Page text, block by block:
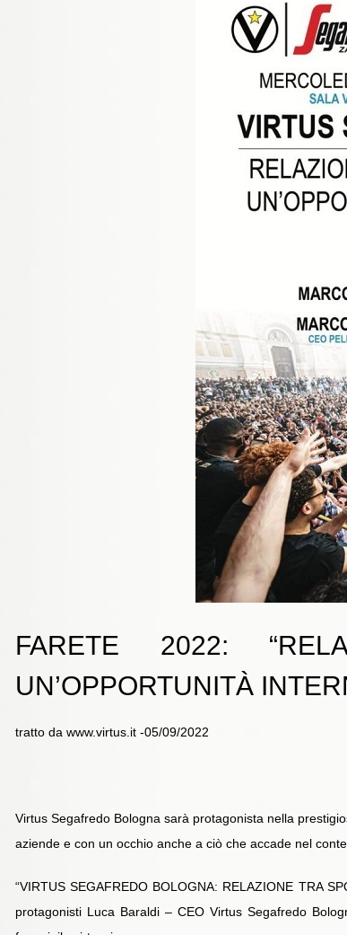
FARETE 2022:
UN’OPPORTUNITÀ
tratto da www.virtus.it -05/09/2022
Virtus Segafredo Bologna sarà protagonista nella
aziende e con un occhio anche a ciò che accade nel
“VIRTUS SEGAFREDO BOLOGNA: RELAZIONE TRA
protagonisti Luca Baraldi – CEO Virtus Segafredo